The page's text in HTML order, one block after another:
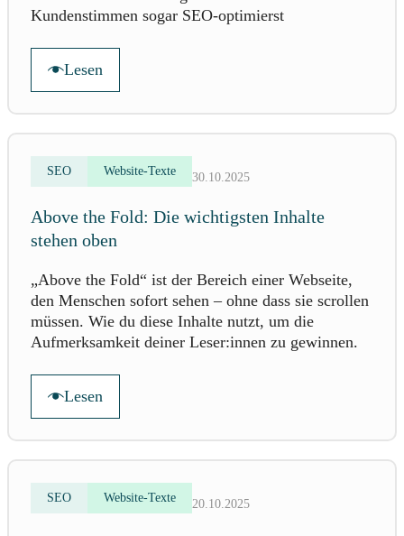
Kundenstimmen sogar SEO-optimierst
Lesen
SEO Website-Texte 30.10.2025
Above the Fold: Die wichtigsten Inhalte
stehen oben
„Above the Fold“ ist der Bereich einer Webseite,
den Menschen sofort sehen – ohne dass sie scrollen
müssen. Wie du diese Inhalte nutzt, um die
Aufmerksamkeit deiner Leser:innen zu gewinnen.
Lesen
SEO Website-Texte 20.10.2025